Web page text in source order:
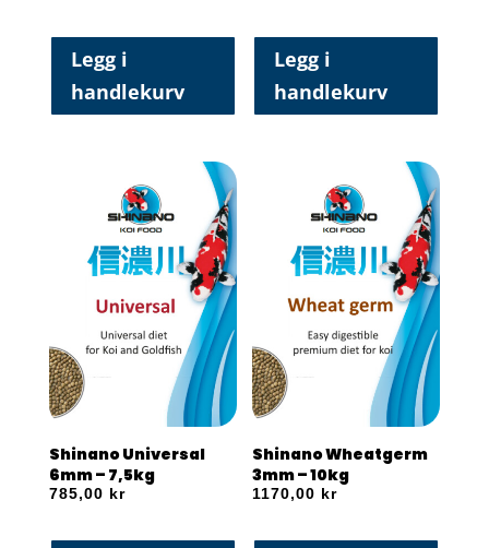
Legg i
handlekurv
Legg i
handlekurv
Shinano Universal
6mm – 7,5kg
785,00 kr
Shinano Wheatgerm
3mm – 10kg
1170,00 kr